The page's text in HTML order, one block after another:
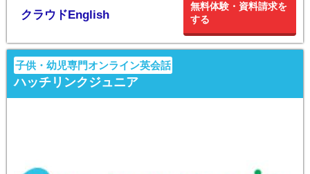
クラウドEnglish
無料体験・資料請求を
する
子供・幼児専門オンライン英会話
ハッチリンクジュニア